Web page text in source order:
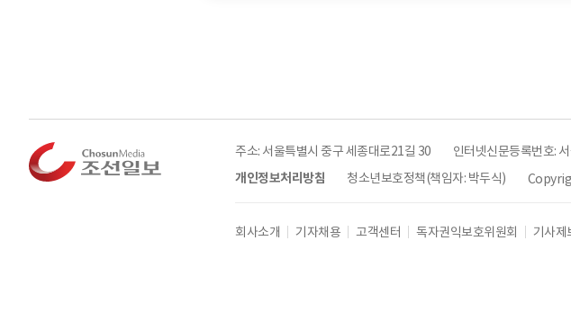
주소: 서울특별시 중구 세종대로21길 30 인터넷신문등록번호:
개인정보처리방침
청소년보호정책(책임자: 박두식)
회사소개 기자채용 고객센터 독자권익보호위원회 기사제